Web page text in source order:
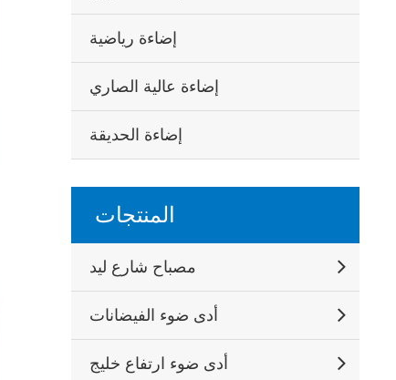
إضاءة رياضية
إضاءة عالية الصاري
إضاءة الحديقة
المنتجات
مصباح شارع ليد
أدى ضوء الفيضانات
أدى ضوء ارتفاع خليج